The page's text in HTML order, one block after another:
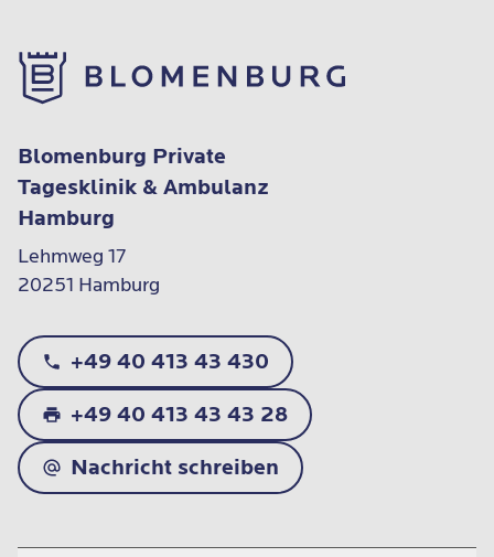
Blomenburg Private
Tagesklinik & Ambulanz
Hamburg
Lehmweg 17
20251 Hamburg
+49 40 413 43 430
+49 40 413 43 43 28
Nachricht schreiben